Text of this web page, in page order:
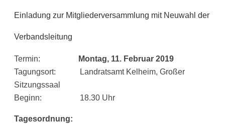
Einladung zur Mitgliederversammlung mit Neuwahl der
Verbandsleitung
Ter­min:
Mon­tag, 11. Febru­ar 2019
Tagungs­ort: Land­rats­amt Kel­heim, Gro­ßer
Sitzungssaal
Beginn: 18.30 Uhr
Tages­ord­nung: